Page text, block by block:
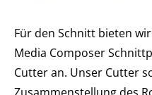
Für den Schnitt bieten
Media Composer
Cutter an. Unser Cutter